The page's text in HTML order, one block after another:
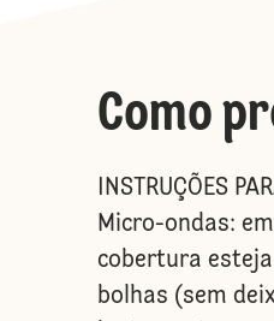
Como
INSTRUÇÕES
Micro-ondas:
cobertura
bolhas (sem